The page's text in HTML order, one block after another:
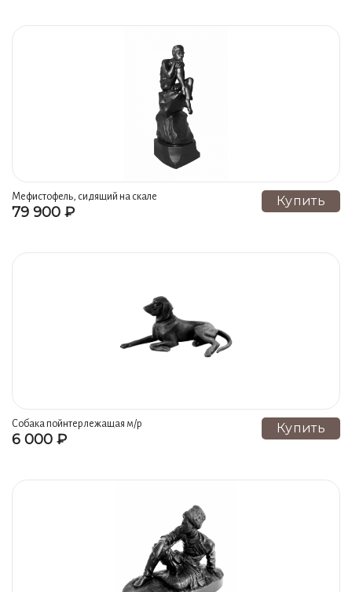
Мефистофель, сидящий на скале
79 900 ₽
Купить
Собака пойнтер лежащая м/р
6 000 ₽
Купить